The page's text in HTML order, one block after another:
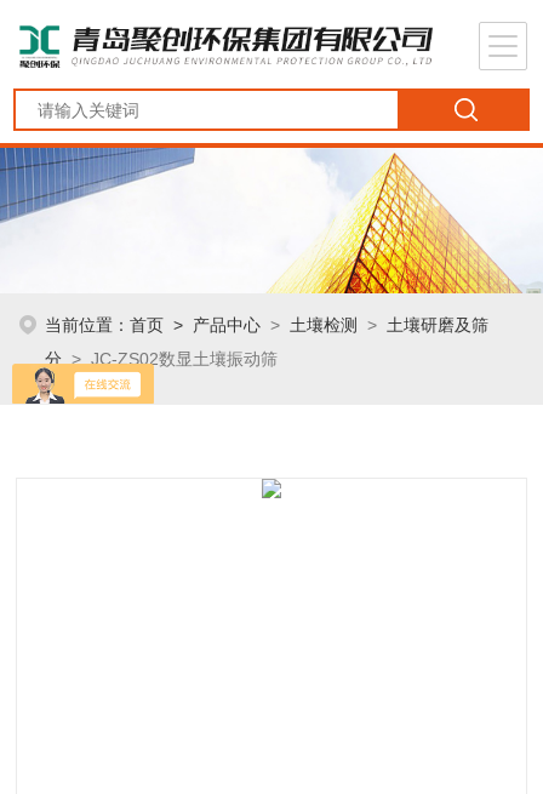
当前位置：首页 > 产品中心 > 土壤检测 > 土壤研磨及筛
分 > JC-ZS02数显土壤振动筛